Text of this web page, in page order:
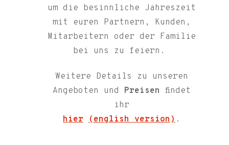
um die besinnliche Jahreszeit
mit euren Partnern, Kunden,
Mitarbeitern oder der Familie
bei uns zu feiern.
Weitere Details zu unseren
Angeboten und Preisen findet
ihr
hier
(english version) .